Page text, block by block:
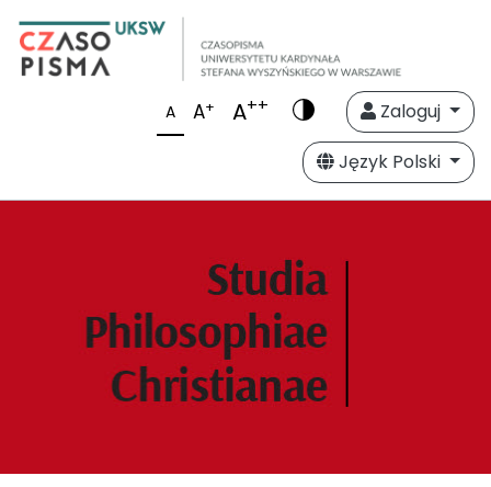
A A+ A++
Zaloguj
Język Polski